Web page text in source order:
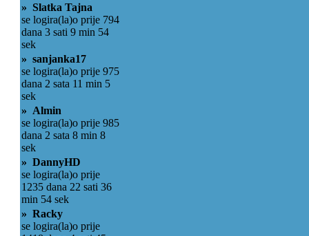
» Slatka Tajna
se logira(la)o prije 794
dana 3 sati 9 min 54
sek
» sanjanka17
se logira(la)o prije 975
dana 2 sata 11 min 5
sek
» Almin
se logira(la)o prije 985
dana 2 sata 8 min 8
sek
» DannyHD
se logira(la)o prije
1235 dana 22 sati 36
min 54 sek
» Racky
se logira(la)o prije